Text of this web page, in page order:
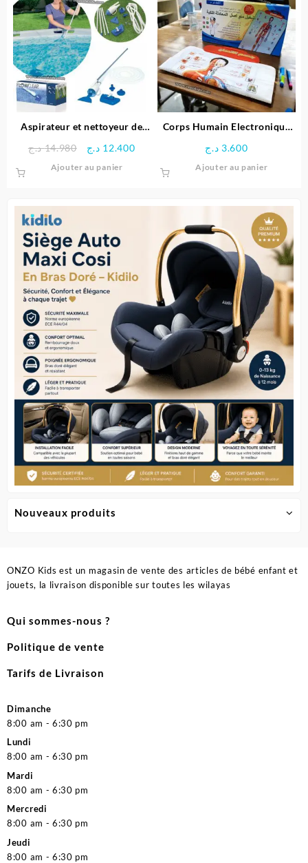
Nouveaux produits
Aspirateur et nettoyeur de
14.980 د.ج
Le
14.980 د.ج.
12.400 د.ج
Le
actuel
Ajouter au panier
Corps Humain Electronique
3.600 د.ج
Ajouter au panier
ONZO Kids est un magasin de vente des articles de bébé enfant et
jouets, la livraison disponible sur toutes les wilayas
Qui sommes-nous ?
Politique de vente
Tarifs de Livraison
Dimanche
8:00 am - 6:30 pm
Lundi
8:00 am - 6:30 pm
Mardi
8:00 am - 6:30 pm
Mercredi
8:00 am - 6:30 pm
Jeudi
8:00 am - 6:30 pm